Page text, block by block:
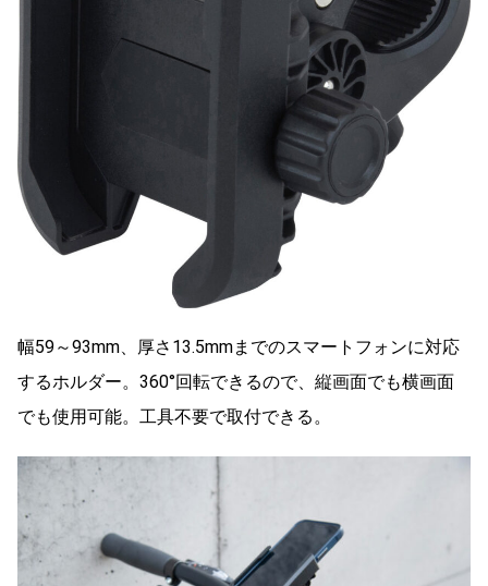
幅59～93mm、厚さ13.5mmまでのスマートフォンに対応
するホルダー。360°回転できるので、縦画面でも横画面
でも使用可能。工具不要で取付できる。